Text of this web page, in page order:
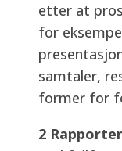
etter at
for
samtaler,
former for
2